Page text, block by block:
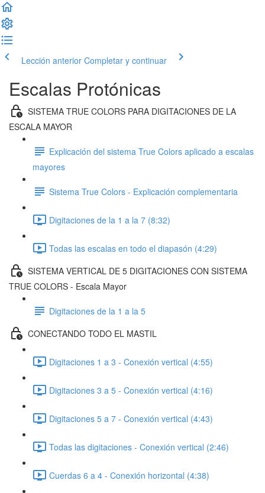
Lección anterior Completar y continuar
Escalas Protónicas
SISTEMA TRUE COLORS PARA DIGITACIONES DE LA
ESCALA MAYOR
Explicación del sistema True Colors aplicado a escalas
mayores
Sistema True Colors - Explicación complementaria
Digitaciones de la 1 a la 7 (8:32)
Todas las escalas en todo el diapasón (4:29)
SISTEMA VERTICAL DE 5 DIGITACIONES CON SISTEMA
TRUE COLORS - Escala Mayor
Digitaciones de la 1 a la 5
CONECTANDO TODO EL MASTIL
Digitaciones 1 a 3 - Conexión vertical (4:55)
Digitaciones 3 a 5 - Conexión vertical (4:16)
Digitaciones 5 a 7 - Conexión vertical (4:43)
Todas las digitaciones - Conexión vertical (2:46)
Cuerdas 6 a 4 - Conexión horizontal (4:38)